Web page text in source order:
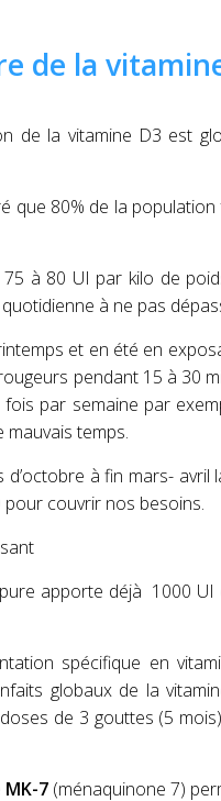
de la
de la vitamine D3 est
que 80% de la
à 80 UI par kilo de
à ne pas
et en été en
pendant 15 à 30
par semaine par
temps.
à fin mars-
couvrir nos besoins.
apporte déjà 1000 UI
spécifique en
globaux de la
de 3 gouttes (5
7 (ménaquinone 7)